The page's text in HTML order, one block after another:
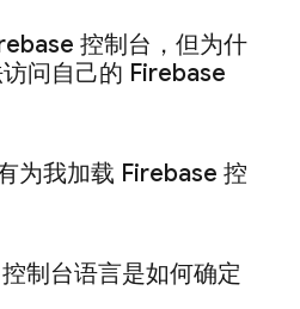
控制台，但为什
问自己的 Firebase
为我加载 Firebase 控
控制台语言是如何确定